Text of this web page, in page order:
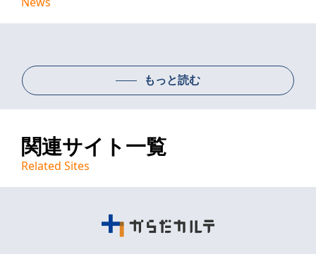
もっと読む
関連サイト一覧
Related Sites